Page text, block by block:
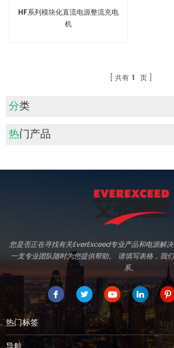
HF系列模块化直流电源整流充电
机
共有 1 页
分类
热门产品
您是否正在寻找有关EverExceed专业产品和电源解
一支专业团队随时为您提供帮助。 请填写表格，我
系。
热门标签